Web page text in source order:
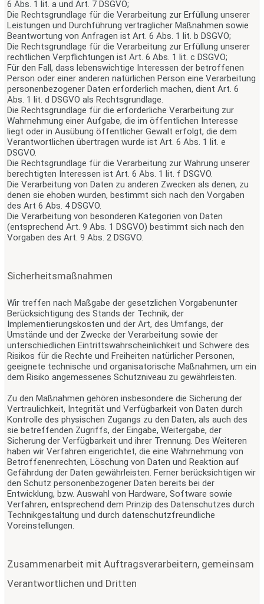
6 Abs. 1 lit. a und Art. 7 DSGVO;
Die Rechtsgrundlage für die Verarbeitung zur Erfüllung unserer
Leistungen und Durchführung vertraglicher Maßnahmen sowie
Beantwortung von Anfragen ist Art. 6 Abs. 1 lit. b DSGVO;
Die Rechtsgrundlage für die Verarbeitung zur Erfüllung unserer
rechtlichen Verpflichtungen ist Art. 6 Abs. 1 lit. c DSGVO;
Für den Fall, dass lebenswichtige Interessen der betroffenen
Person oder einer anderen natürlichen Person eine Verarbeitung
personenbezogener Daten erforderlich machen, dient Art. 6
Abs. 1 lit. d DSGVO als Rechtsgrundlage.
Die Rechtsgrundlage für die erforderliche Verarbeitung zur
Wahrnehmung einer Aufgabe, die im öffentlichen Interesse
liegt oder in Ausübung öffentlicher Gewalt erfolgt, die dem
Verantwortlichen übertragen wurde ist Art. 6 Abs. 1 lit. e
DSGVO.
Die Rechtsgrundlage für die Verarbeitung zur Wahrung unserer
berechtigten Interessen ist Art. 6 Abs. 1 lit. f DSGVO.
Die Verarbeitung von Daten zu anderen Zwecken als denen, zu
denen sie ehoben wurden, bestimmt sich nach den Vorgaben
des Art 6 Abs. 4 DSGVO.
Die Verarbeitung von besonderen Kategorien von Daten
(entsprechend Art. 9 Abs. 1 DSGVO) bestimmt sich nach den
Vorgaben des Art. 9 Abs. 2 DSGVO.
Sicherheitsmaßnahmen
Wir treffen nach Maßgabe der gesetzlichen Vorgabenunter
Berücksichtigung des Stands der Technik, der
Implementierungskosten und der Art, des Umfangs, der
Umstände und der Zwecke der Verarbeitung sowie der
unterschiedlichen Eintrittswahrscheinlichkeit und Schwere des
Risikos für die Rechte und Freiheiten natürlicher Personen,
geeignete technische und organisatorische Maßnahmen, um ein
dem Risiko angemessenes Schutzniveau zu gewährleisten.
Zu den Maßnahmen gehören insbesondere die Sicherung der
Vertraulichkeit, Integrität und Verfügbarkeit von Daten durch
Kontrolle des physischen Zugangs zu den Daten, als auch des
sie betreffenden Zugriffs, der Eingabe, Weitergabe, der
Sicherung der Verfügbarkeit und ihrer Trennung. Des Weiteren
haben wir Verfahren eingerichtet, die eine Wahrnehmung von
Betroffenenrechten, Löschung von Daten und Reaktion auf
Gefährdung der Daten gewährleisten. Ferner berücksichtigen wir
den Schutz personenbezogener Daten bereits bei der
Entwicklung, bzw. Auswahl von Hardware, Software sowie
Verfahren, entsprechend dem Prinzip des Datenschutzes durch
Technikgestaltung und durch datenschutzfreundliche
Voreinstellungen.
Zusammenarbeit mit Auftragsverarbeitern, gemeinsam
Verantwortlichen und Dritten